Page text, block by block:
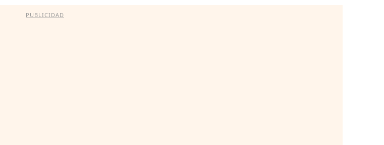
PUBLICIDAD